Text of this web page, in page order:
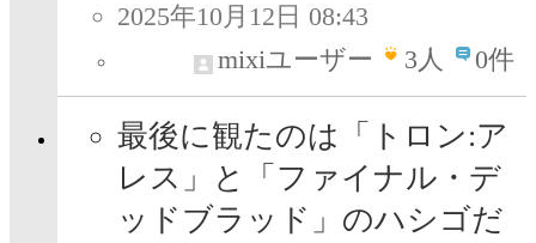
2025年10月12日 08:43
mixiユーザー
3人 0件
最後に観たのは「トロン:ア
レス」と「ファイナル・デ
ッドブラッド」のハシゴだ